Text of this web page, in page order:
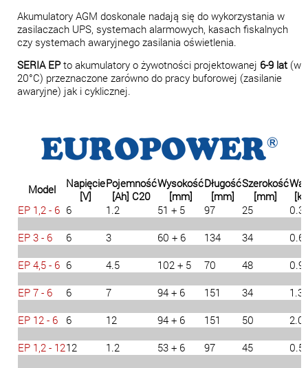
Akumulatory AGM doskonale nadają się do wykorzystania w
zasilaczach UPS, systemach alarmowych, kasach fiskalnych
czy systemach awaryjnego zasilania oświetlenia.
SERIA EPto akumulatory o żywotności projektowanej 6-9 lat(w
20°C) przeznaczone zarówno do pracy buforowej (zasilanie
awaryjne) jak i cyklicznej.
Model
Napięcie
[V]
Pojemność
[Ah] C20
Wysokość
[mm]
Długość
[mm]
Szerokość
[mm]
EP 1,2 - 6 6 1.2 51 + 5 97 25 0.3
EP 3 - 6 6 3 60 + 6 134 34
EP 4,5 - 6 6 4.5 102 + 5 70 48
EP 7 - 6 6 7 94 + 6 151 34 1.3
EP 12 - 6 6 12 94 + 6 151 50
EP 1,2 - 1212 1.2 53 + 6 97 45